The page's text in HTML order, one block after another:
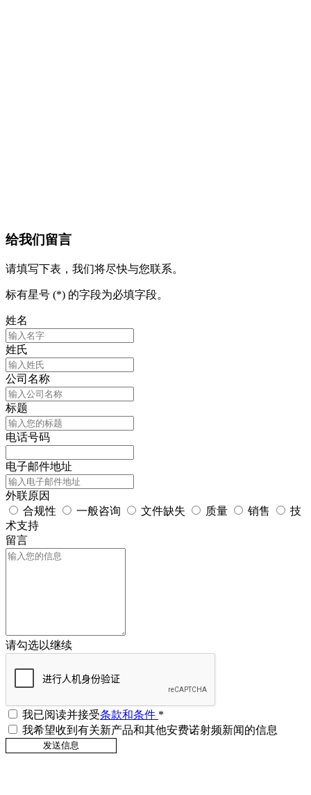
给我们留言
请填写下表，我们将尽快与您联系。
标有星号 (*) 的字段为必填字段。
姓名
姓氏
公司名称
标题
电话号码
电子邮件地址
外联原因
合规性
一般咨询 文件缺失 质量 销售
技
术支持
留言
请勾选以继续
我已阅读并接受条款和条件 *
我希望收到有关新产品和其他安费诺射频新闻的信息